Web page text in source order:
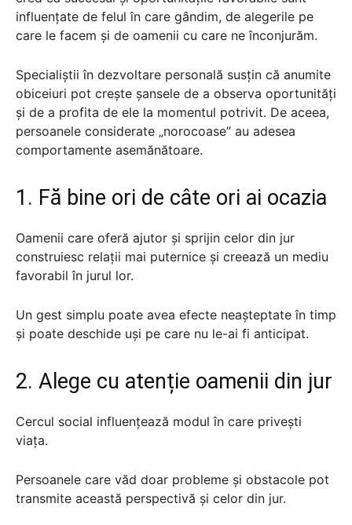
influențate de felul în care gândim, de alegerile pe
care le facem și de oamenii cu care ne înconjurăm.
Specialiștii în dezvoltare personală susțin că anumite
obiceiuri pot crește șansele de a observa oportunități
și de a profita de ele la momentul potrivit. De aceea,
persoanele considerate „norocoase” au adesea
comportamente asemănătoare.
1. Fă bine ori de câte ori ai ocazia
Oamenii care oferă ajutor și sprijin celor din jur
construiesc relații mai puternice și creează un mediu
favorabil în jurul lor.
Un gest simplu poate avea efecte neașteptate în timp
și poate deschide uși pe care nu le-ai fi anticipat.
2. Alege cu atenție oamenii din jur
Cercul social influențează modul în care privești
viața.
Persoanele care văd doar probleme și obstacole pot
transmite această perspectivă și celor din jur.